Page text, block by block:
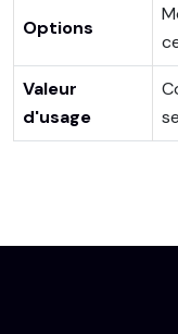
Options
Valeur
d'usage